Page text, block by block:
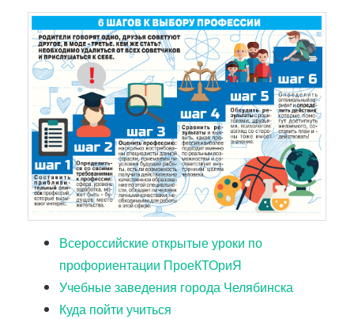
Всероссийские открытые уроки по
профориентации ПроеКТОриЯ
Учебные заведения города Челябинска
Куда пойти учиться